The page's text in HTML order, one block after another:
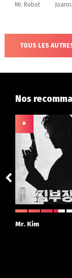
Mr. Robot
TOUS LES
Nos
+
Mr. Kim